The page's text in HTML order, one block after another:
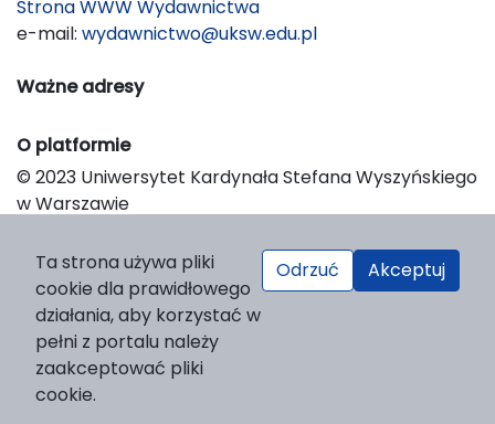
Strona WWW Wydawnictwa
e-mail: wydawnictwo@uksw.edu.pl
Ważne adresy
O platformie
© 2023 Uniwersytet Kardynała Stefana Wyszyńskiego
w Warszawie
Platform & Workflow by OJS/PKP
Ta strona używa pliki
cookie dla prawidłowego
działania, aby korzystać w
pełni z portalu należy
zaakceptować pliki
cookie.
Odrzuć Akceptuj